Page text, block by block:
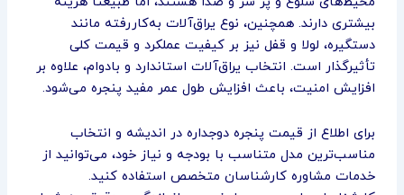
بیشتری دارند. همچنین، نوع یراق‌آلات به‌کاررفته مانند
دستگیره، لولا و قفل نیز بر کیفیت عملکرد و قیمت کلی
تأثیرگذار است. انتخاب یراق‌آلات استاندارد و بادوام، علاوه بر
افزایش امنیت، باعث افزایش طول عمر مفید پنجره می‌شود.
برای اطلاع از قیمت پنجره دوجداره در اندیشه و انتخاب
مناسب‌ترین مدل متناسب با بودجه و نیاز خود، می‌توانید از
خدمات مشاوره کارشناسان متخصص استفاده کنید.